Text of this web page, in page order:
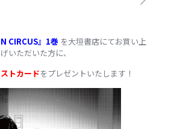
CIRCUS』1巻 を大垣書店にてお買い上
げいただいた方に、
トカードをプレゼントいたします！